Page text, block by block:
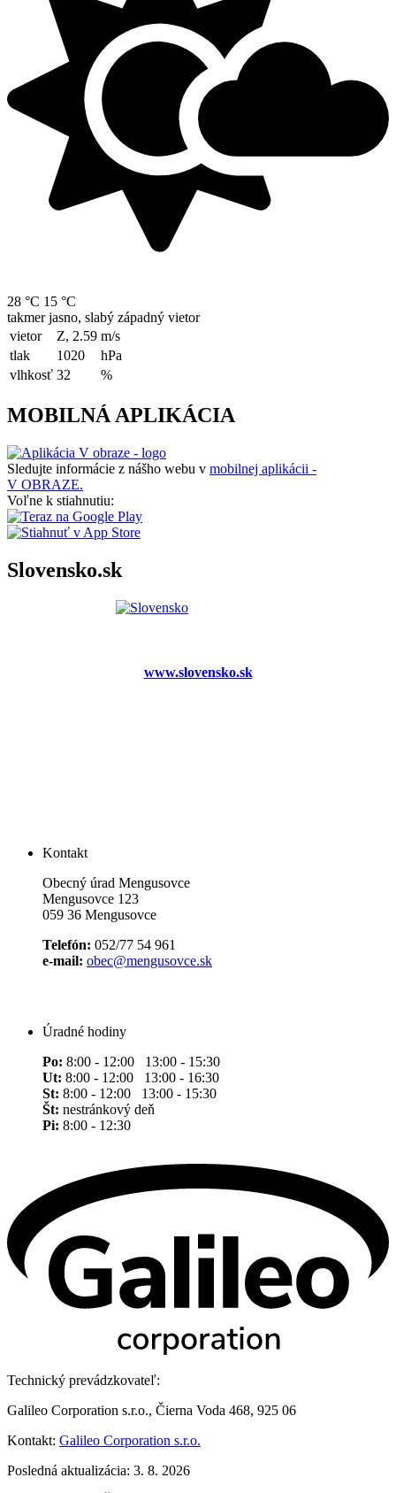
28 °C 15 °C
takmer jasno, slabý západný vietor
vietor
Z, 2.59 m/s
tlak
1020
hPa
vlhkosť 32 %
MOBILNÁ APLIKÁCIA
Sledujte informácie z nášho webu v mobilnej aplikácii -
V OBRAZE.
Voľne k stiahnutiu:
Slovensko.sk
www.slovensko.sk
Kontakt
Obecný úrad Mengusovce
Mengusovce 123
059 36 Mengusovce
Telefón: 052/77 54 961
e-mail: obec@mengusovce.sk
Úradné hodiny
Po: 8:00 - 12:00 13:00 - 15:30
Ut: 8:00 - 12:00 13:00 - 16:30
St: 8:00 - 12:00 13:00 - 15:30
Št: nestránkový deň
Pi: 8:00 - 12:30
Technický prevádzkovateľ:
Galileo Corporation s.r.o., Čierna Voda 468, 925 06
Kontakt: Galileo Corporation s.r.o.
Posledná aktualizácia: 3. 8. 2026